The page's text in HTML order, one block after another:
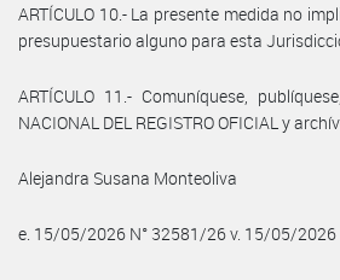
ARTÍCULO 10.- La presente medida no
presupuestario alguno para esta
ARTÍCULO 11.- Comuníquese,
NACIONAL DEL REGISTRO OFICIAL y
Alejandra Susana Monteoliva
e. 15/05/2026 N° 32581/26 v. 15/05/2026